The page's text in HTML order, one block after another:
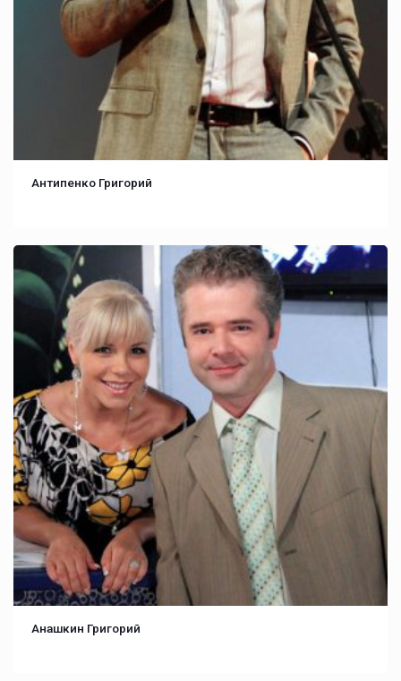
Антипенко Григорий
Анашкин Григорий